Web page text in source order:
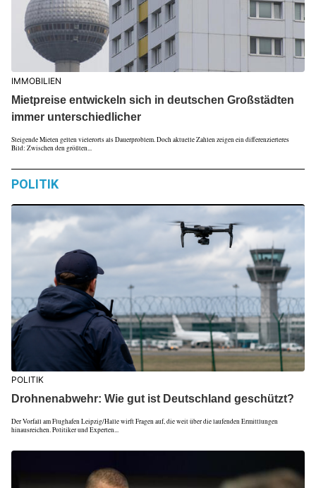
IMMOBILIEN
Mietpreise entwickeln sich in deutschen Großstädten
immer unterschiedlicher
Steigende Mieten gelten vielerorts als Dauerproblem. Doch aktuelle Zahlen zeigen ein differenzierteres
Bild: Zwischen den größten...
POLITIK
POLITIK
Drohnenabwehr: Wie gut ist Deutschland geschützt?
Der Vorfall am Flughafen Leipzig/Halle wirft Fragen auf, die weit über die laufenden Ermittlungen
hinausreichen. Politiker und Experten...